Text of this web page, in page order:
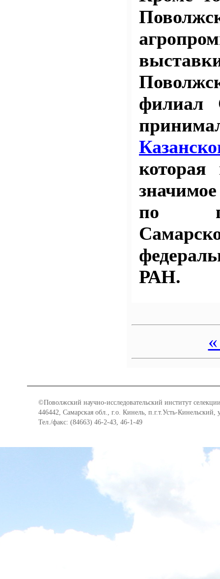
которая
по
РАН.
©Поволжский научно-исследовательский институт
446442, Самарская обл., г.о. Кинель, п.г.т.Усть-Кинельский,
Тел./факс: (84663) 46-2-43, 46-1-49